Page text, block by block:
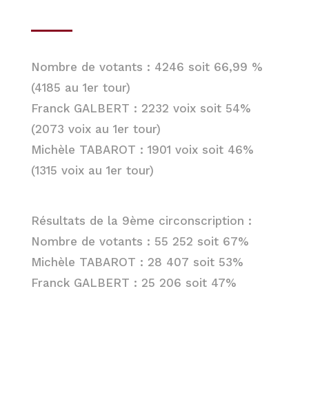
Nombre de votants : 4246 soit 66,99 %
(4185 au 1er tour)
Franck GALBERT : 2232 voix soit 54%
(2073 voix au 1er tour)
Michèle TABAROT : 1901 voix soit 46%
(1315 voix au 1er tour)
Résultats de la 9ème circonscription :
Nombre de votants : 55 252 soit 67%
Michèle TABAROT : 28 407 soit 53%
Franck GALBERT : 25 206 soit 47%